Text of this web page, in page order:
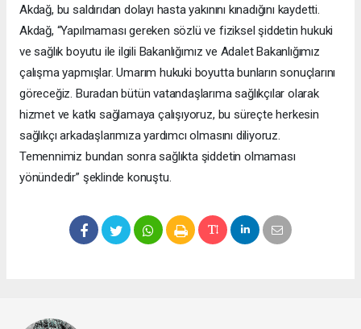
Akdağ, bu saldırıdan dolayı hasta yakınını kınadığını kaydetti.
Akdağ, “Yapılmaması gereken sözlü ve fiziksel şiddetin hukuki
ve sağlık boyutu ile ilgili Bakanlığımız ve Adalet Bakanlığımız
çalışma yapmışlar. Umarım hukuki boyutta bunların sonuçlarını
göreceğiz. Buradan bütün vatandaşlarıma sağlıkçılar olarak
hizmet ve katkı sağlamaya çalışıyoruz, bu süreçte herkesin
sağlıkçı arkadaşlarımıza yardımcı olmasını diliyoruz.
Temennimiz bundan sonra sağlıkta şiddetin olmaması
yönündedir” şeklinde konuştu.